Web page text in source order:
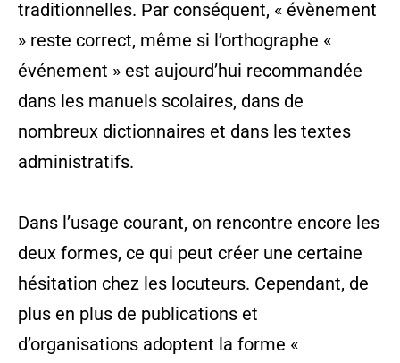
traditionnelles. Par conséquent, « évènement
» reste correct, même si l’orthographe «
événement » est aujourd’hui recommandée
dans les manuels scolaires, dans de
nombreux dictionnaires et dans les textes
administratifs.
Dans l’usage courant, on rencontre encore les
deux formes, ce qui peut créer une certaine
hésitation chez les locuteurs. Cependant, de
plus en plus de publications et
d’organisations adoptent la forme «